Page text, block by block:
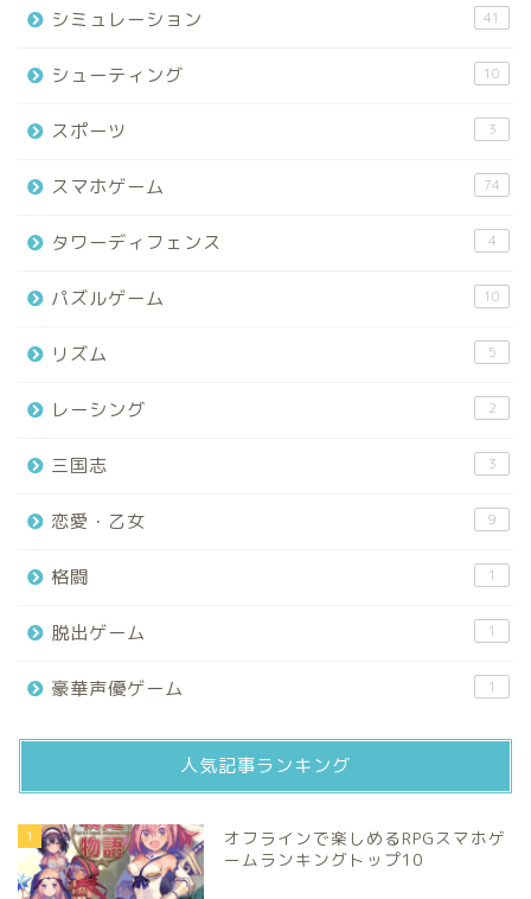
シミュレーション 41
シューティング 10
スポーツ 3
スマホゲーム 74
タワーディフェンス 4
パズルゲーム 10
リズム 5
レーシング 2
三国志 3
恋愛・乙女 9
格闘 1
脱出ゲーム 1
豪華声優ゲーム 1
人気記事ランキング
1
オフラインで楽しめるRPGスマホゲ
ームランキングトップ10